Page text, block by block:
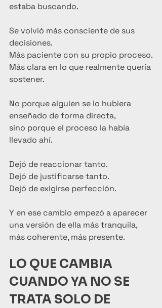
estaba buscando.
Se volvió más consciente de sus
decisiones.
Más paciente con su propio proceso.
Más clara en lo que realmente quería
sostener.
No porque alguien se lo hubiera
enseñado de forma directa,
sino porque el proceso la había
llevado ahí.
Dejó de reaccionar tanto.
Dejó de justificarse tanto.
Dejó de exigirse perfección.
Y en ese cambio empezó a aparecer
una versión de ella más tranquila,
más coherente, más presente.
LO QUE CAMBIA
CUANDO YA NO SE
TRATA SOLO DE